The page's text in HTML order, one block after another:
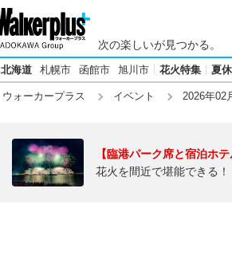
次の楽しいが見つかる。
北海道 札幌市 函館市 旭川市 花火特集 夏
ウォーカープラス イベント 2026年02
【臨港パーク席と宿泊ホ
花火を間近で堪能できる